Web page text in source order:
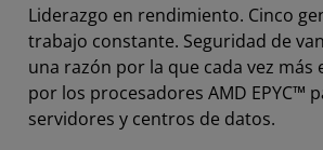
Liderazgo en rendimiento. Cinco
trabajo constante. Seguridad de
una razón por la que cada vez más
por los procesadores AMD EPYC™
servidores y centros de datos.